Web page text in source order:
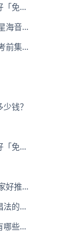
免费
海音乐
前集训
钱？
免费
好推荐
法的特
哪些技